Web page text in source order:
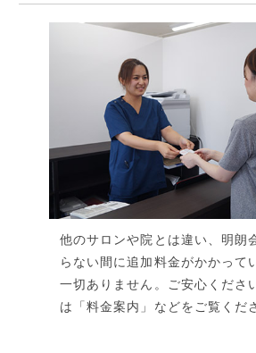
他のサロンや院とは違い、明朗
らない間に追加料金がかかって
一切ありません。ご安心くださ
は「料金案内」などをご覧くだ